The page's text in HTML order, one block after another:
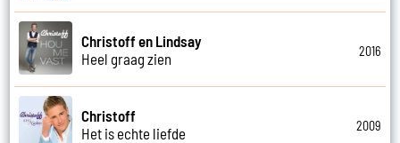
Christoff en Lindsay
Heel graag zien
2016
Christoff
Het is echte liefde
2009